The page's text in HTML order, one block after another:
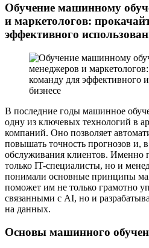
Обучение машинному
и маркетологов:
эффективного
В последние годы машинное
одну из ключевых технологий в
компаний. Оно позволяет
повышать точность прогнозов и,
обслуживания клиентов. Именно
только IT-специалисты, но и
понимали основные принципы
поможет им не только грамотно
связанными с AI, но и
на данных.
Основы машинного